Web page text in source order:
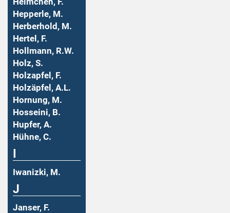
Hepperle, M.
Herberhold, M.
Hertel, F.
Hollmann, R.W.
Holz, S.
Holzapfel, F.
Holzäpfel, A.L.
Hornung, M.
Hosseini, B.
Hupfer, A.
Hühne, C.
Iwanizki, M.
J
Janser, F.